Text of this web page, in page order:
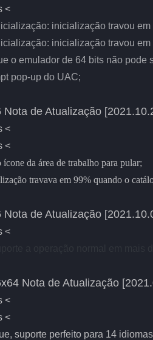
<
inicialização travou
inicialização travou
o emulador de 64 bits não pode
pop-up do UAC;
de Atualização
<
<
da área de trabalho para pular;
travava em 99% quando o
de Atualização
<
Nota de Atualização
<
<
suporte perfeito para 14